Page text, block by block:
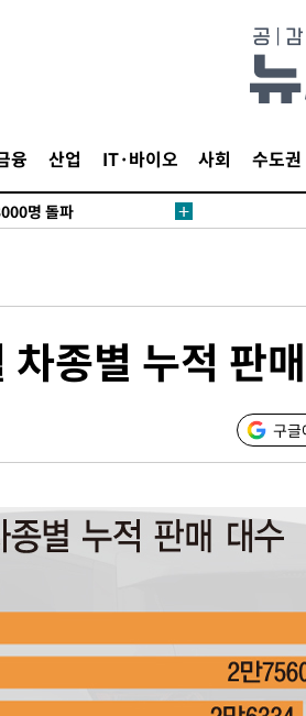
융 산업 IT·바이오 사회 수도권
1.3%↑
고, 많은 트로피 원해 아
명 돌파
만에 숨진 채 발견
망·1명 실종
의 기회로 삼겠다"
망과 걱정 안겨드려 죄
닥 1.3%↑
㎜ '강한 비'[내일날씨]
, 많은 트로피 원해 아
역엔 호의주의보
명 돌파
담벼락 붕괴
감정가 1.3억원
종별 누적 판
구글